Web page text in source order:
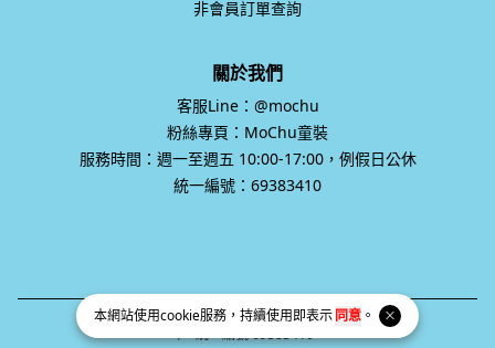
本網站使用cookie服務，持續使用即表示同意 。
非會員訂單查詢
關於我們
客服Line：@mochu
粉絲專頁：MoChu童裝
服務時間：週一至週五 10:00-17:00，例假日公休
統一編號：69383410
統一編號 69383410